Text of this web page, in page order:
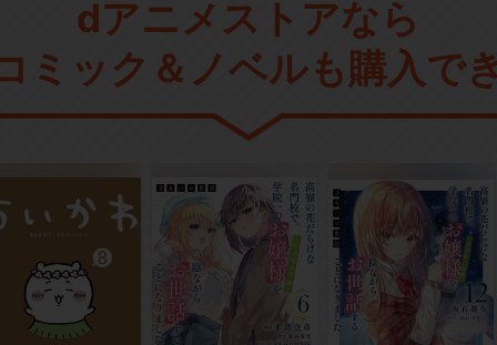
dアニメストアなら
ミック＆ノベルも購入で